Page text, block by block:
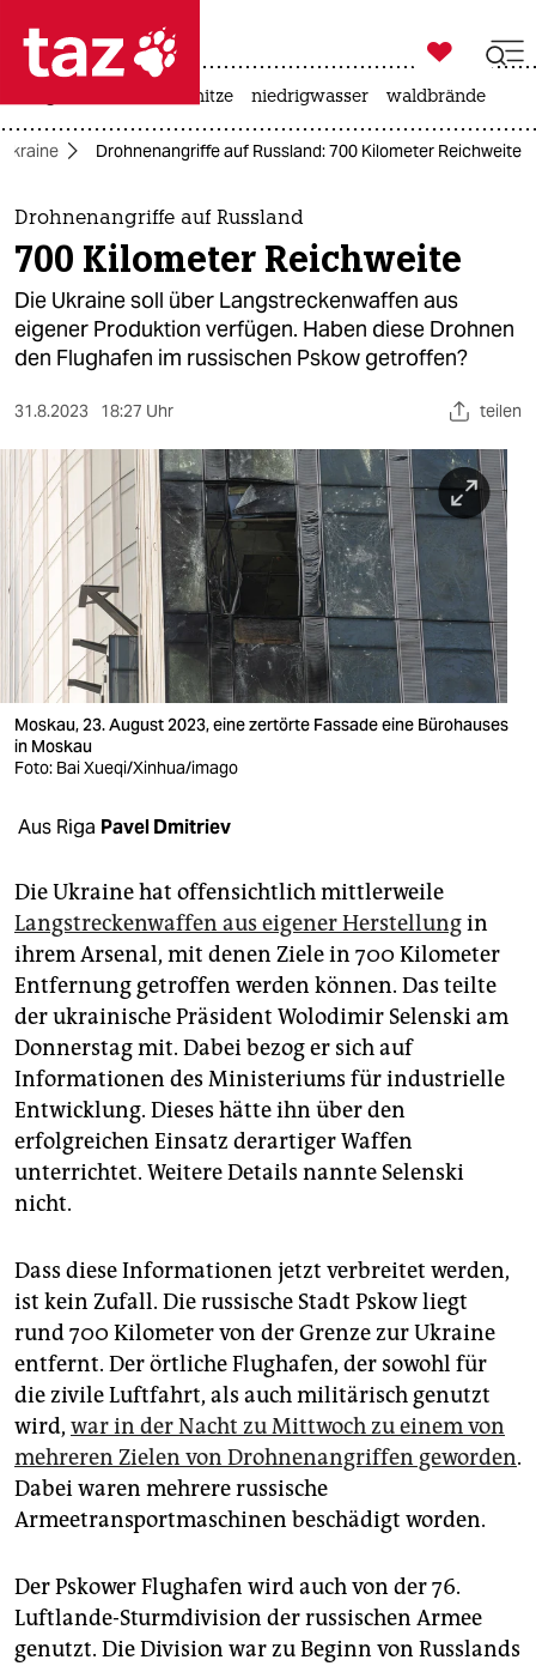
 taz zahl ich
taz zahl ich
themen
politik
öko
gesellschaft
sport
berlin
nord
wahrheit
verlag
verlag
shop
fragen & hilfe
unterstützen
abo
genossenschaft
epaper login

taz zahl ich
hitze niedrigwasser waldbrände
Drohnenangriffe auf Russland: 700 Kilometer Reichweite
Drohnenangriffe auf Russland
700 Kilometer Reichweite
Die Ukraine soll über Langstreckenwaffen aus
eigener Produktion verfügen. Haben diese Drohnen
den Flughafen im russischen Pskow getroffen?
31.8.2023 18:27 Uhr teilen
Moskau, 23. August 2023, eine zertörte Fassade eine Bürohauses
in Moskau
Foto: Bai Xueqi/Xinhua/imago
Aus Riga Pavel Dmitriev
Die Ukraine hat offensichtlich mittlerweile
Langstreckenwaffen aus eigener Herstellungin
ihrem Arsenal, mit denen Ziele in 700 Kilometer
Entfernung getroffen werden können. Das teilte
der ukrainische Präsident Wolodimir Selenski am
Donnerstag mit. Dabei bezog er sich auf
Informationen des Ministeriums für industrielle
Entwicklung. Dieses hätte ihn über den
erfolgreichen Einsatz derartiger Waffen
unterrichtet. Weitere Details nannte Selenski
nicht.
Dass diese Informationen jetzt verbreitet werden,
ist kein Zufall. Die russische Stadt Pskow liegt
rund 700 Kilometer von der Grenze zur Ukraine
entfernt. Der örtliche Flughafen, der sowohl für
die zivile Luftfahrt, als auch militärisch genutzt
wird, war in der Nacht zu Mittwoch zu einem von
mehreren Zielen von Drohnenangriffen geworden.
Dabei waren mehrere russische
Armeetransportmaschinen beschädigt worden.
Der Pskower Flughafen wird auch von der 76.
Luftlande-Sturmdivision der russischen Armee
genutzt. Die Division war zu Beginn von Russlands